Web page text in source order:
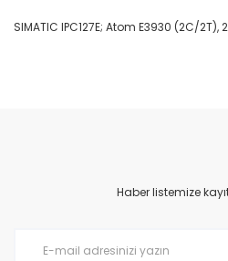
SIMATIC IPC127E; Atom E3930 (2C/
Ürün resmi kalitesiz, bozuk veya
Ürün açıklamasında eksik bilgiler
Haber listemize